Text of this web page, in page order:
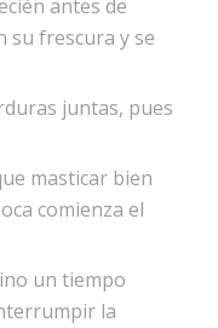
antes de
su frescura y se
juntas, pues
masticar bien
comienza el
un tiempo
la